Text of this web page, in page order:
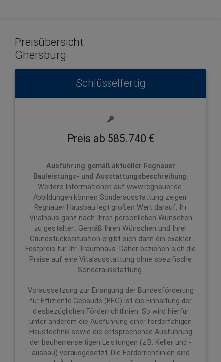
Preisübersicht
Ghersburg
Schlüsselfertig
Preis ab 585.740 €
Ausführung gemäß aktueller Regnauer
Bauleistungs- und Ausstattungsbeschreibung.
Weitere Informationen auf www.regnauer.de.
Abbildungen können Sonderausstattung zeigen.
Regnauer Hausbau legt großen Wert darauf, Ihr
Vitalhaus ganz nach Ihren persönlichen Wünschen
zu gestalten. Gemäß Ihren Wünschen und Ihrer
Grundstückssituation ergibt sich dann ein exakter
Festpreis für Ihr Traumhaus. Daher beziehen sich die
Preise auf eine Vitalausstattung ohne spezifische
Sonderausstattung.
Voraussetzung zur Erlangung der Bundesförderung
für Effiziente Gebäude (BEG) ist die Einhaltung der
diesbezüglichen Förderrichtlinien. So wird hierfür
unter anderem die Ausführung einer förderfähigen
Haustechnik sowie die entsprechende Ausführung
der bauherrenseitigen Leistungen (z.B. Keller und -
ausbau) vorausgesetzt. Die Förderrichtlinien sind